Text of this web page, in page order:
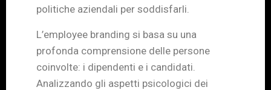
politiche aziendali per soddisfarli.
L’employee branding si basa su una
profonda comprensione delle persone
coinvolte: i dipendenti e i candidati.
Analizzando gli aspetti psicologici dei